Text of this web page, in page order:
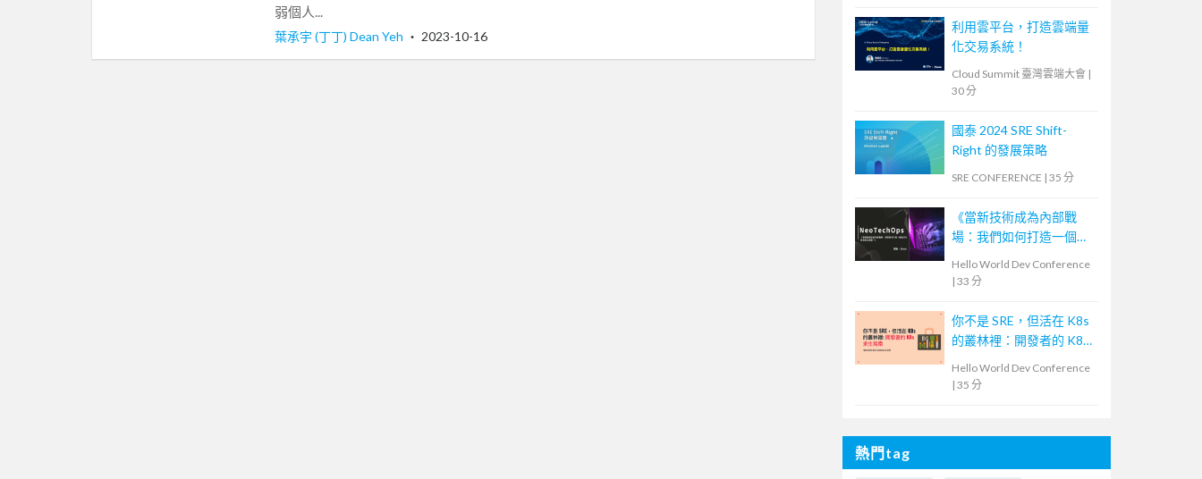
弱個人...
葉承宇 (丁丁) Dean Yeh ‧ 2023-10-16
利用雲平台，打造雲端量
化交易系統！
Cloud Summit 臺灣雲端大會 |
30 分
國泰 2024 SRE Shift-
Right 的發展策略
SRE CONFERENCE | 35 分
《當新技術成為內部戰
場：我們如何打造一個能
NeoTech Ops
Hello World Dev Conference
| 33 分
你不是 SRE，但活在 K8s
的叢林裡：開發者的 K8s
Hello World Dev Conference
| 35 分
熱門tag